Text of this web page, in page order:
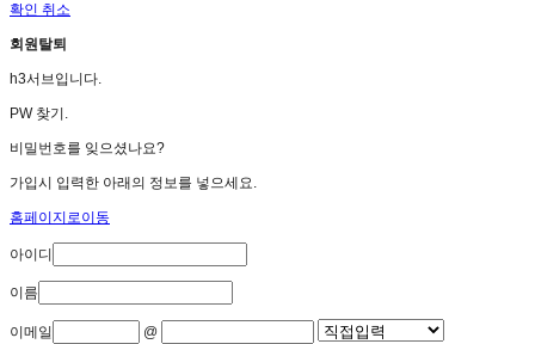
확인 취소
회원탈퇴
h3서브입니다.
PW 찾기.
비밀번호를 잊으셨나요?
가입시 입력한 아래의 정보를 넣으세요.
홈페이지로이동
아이디
이름
이메일 @